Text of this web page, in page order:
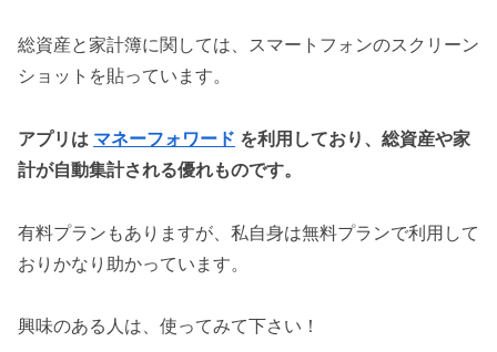
総資産と家計簿に関しては、スマートフォンのスクリーン
ショットを貼っています。
アプリは マネーフォワード を利用しており、総資産や家
計が自動集計される優れものです。
有料プランもありますが、私自身は無料プランで利用して
おりかなり助かっています。
興味のある人は、使ってみて下さい！